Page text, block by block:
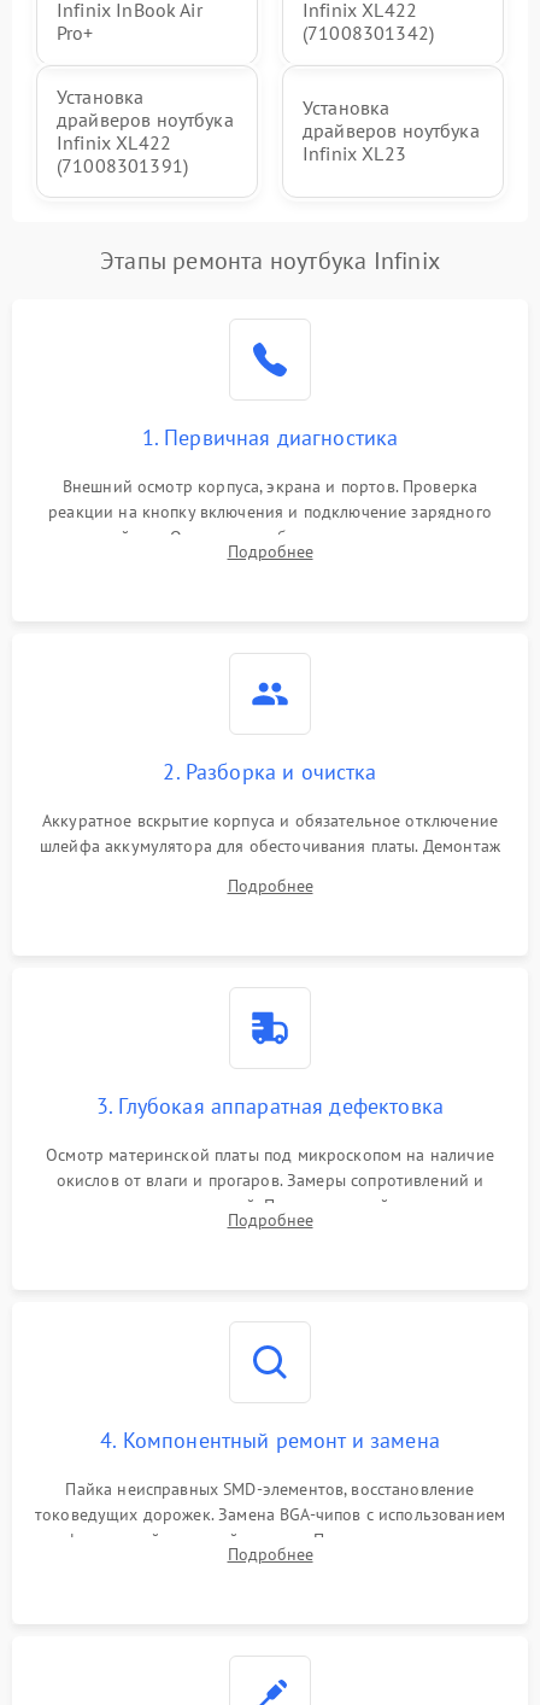
Infinix InBook Air
Pro+
Infinix XL422
(71008301342)
Установка
драйверов ноутбука
Infinix XL422
(71008301391)
Установка
драйверов ноутбука
Infinix XL23
Этапы ремонта ноутбука Infinix
1. Первичная диагностика
Внешний осмотр корпуса, экрана и портов. Проверка
реакции на кнопку включения и подключение зарядного
устройства. Оценка потребления тока с помощью
лабораторного блока питания для локализации проблемы.
Подробнее
2. Разборка и очистка
Аккуратное вскрытие корпуса и обязательное отключение
шлейфа аккумулятора для обесточивания платы. Демонтаж
высохшей термопасты с кристаллов чипов.
Подробнее
3. Глубокая аппаратная дефектовка
Осмотр материнской платы под микроскопом на наличие
окислов от влаги и прогаров. Замеры сопротивлений и
дежурных напряжений. Проверка цепей питания,
мультиконтроллера, процессора и видеочипа.
Подробнее
4. Компонентный ремонт и замена
Пайка неисправных SMD-элементов, восстановление
токоведущих дорожек. Замена BGA-чипов с использованием
инфракрасной паяльной станции. Прошивка микросхемы
BIOS или замена поврежденных портов USB
Подробнее